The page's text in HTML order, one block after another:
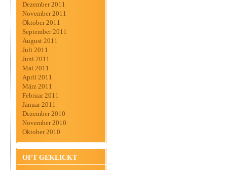
Dezember 2011
November 2011
Oktober 2011
September 2011
August 2011
Juli 2011
Juni 2011
Mai 2011
April 2011
März 2011
Februar 2011
Januar 2011
Dezember 2010
November 2010
Oktober 2010
OFT GEKLICKT